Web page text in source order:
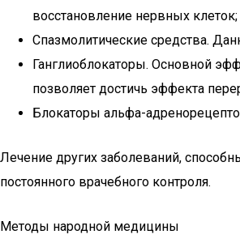
восстановление нервных клеток;
Спазмолитические средства.
Ганглиоблокаторы. Основной
позволяет достичь эффекта
Блокаторы альфа-
Лечение других заболеваний,
постоянного врачебного контроля.
Методы народной медицины